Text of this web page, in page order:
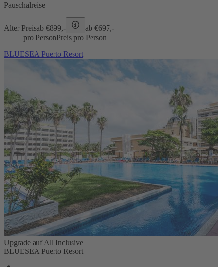
Pauschalreise
Alter Preisab €899,- ab €697,-
pro PersonPreis pro Person
BLUESEA Puerto Resort
Upgrade auf All Inclusive
BLUESEA Puerto Resort